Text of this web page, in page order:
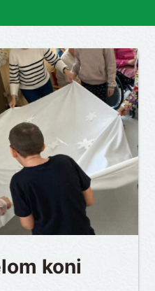
koni